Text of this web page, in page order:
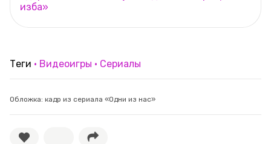
изба»
Теги Видеоигры Сериалы
Обложка: кадр из сериала «Одни из нас»